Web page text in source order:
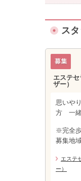
ス
エステ
ザー）
思いや
方 一緒
※完全
募集地
エステ
ー）